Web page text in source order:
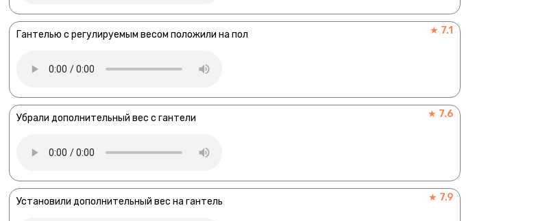
Гантелью с регулируемым весом положили на пол ★ 7.1
Убрали дополнительный вес с гантели ★ 7.6
Установили дополнительный вес на гантель ★ 7.9